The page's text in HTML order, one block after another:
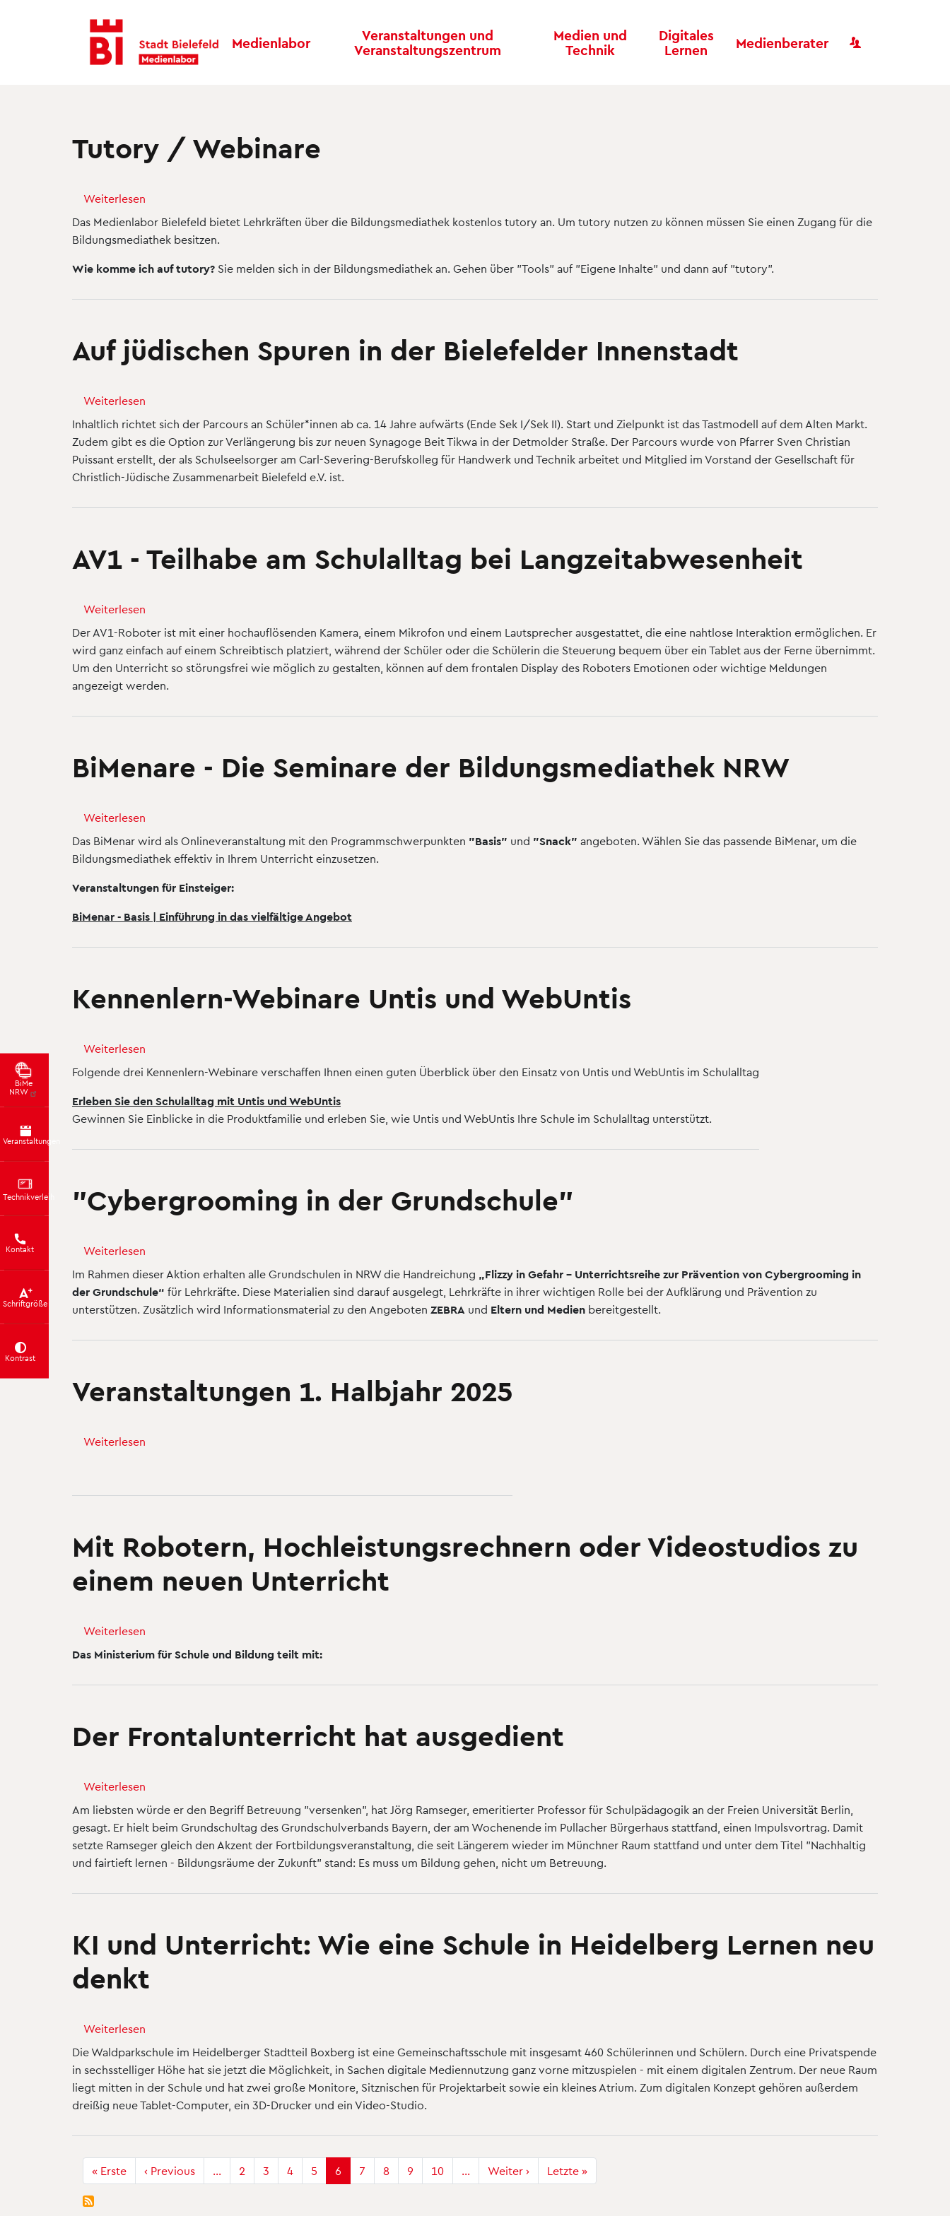
Inhalt
anspringen
Menü
anspringen
Medienlabor
Veranstaltungen und
Veranstaltungszentrum
Medien und
Technik
Digitales
Lernen
Medienberater
BiMe
NRW
Veranstaltungen
Technikverleih
Kontakt
Schriftgröße
Kontrast
Tutory / Webinare
Weiterlesen
Tutory
/
Das Medienlabor Bielefeld bietet Lehrkräften über die Bildungsmediathek kostenlos tutory an. Um tutory nutzen zu können müssen Sie einen Zugang für die
Bildungsmediathek besitzen.
Wie komme ich auf tutory? Sie melden sich in der Bildungsmediathek an. Gehen über "Tools" auf "Eigene Inhalte" und dann auf "tutory".
Auf jüdischen Spuren in der Bielefelder Innenstadt
Weiterlesen
Auf
jüdischen
Spuren
Bielefelder
Inhaltlich richtet sich der Parcours an Schüler*innen ab ca. 14 Jahre aufwärts (Ende Sek I/Sek II). Start und Zielpunkt ist das Tastmodell auf dem Alten Markt.
Zudem gibt es die Option zur Verlängerung bis zur neuen Synagoge Beit Tikwa in der Detmolder Straße. Der Parcours wurde von Pfarrer Sven Christian
Puissant erstellt, der als Schulseelsorger am Carl-Severing-Berufskolleg für Handwerk und Technik arbeitet und Mitglied im Vorstand der Gesellschaft für
Christlich-Jüdische Zusammenarbeit Bielefeld e.V. ist.
AV1 - Teilhabe am Schulalltag bei Langzeitabwesenheit
Weiterlesen
AV1
Teilhabe
am
bei
Der AV1-Roboter ist mit einer hochauflösenden Kamera, einem Mikrofon und einem Lautsprecher ausgestattet, die eine nahtlose Interaktion ermöglichen. Er
wird ganz einfach auf einem Schreibtisch platziert, während der Schüler oder die Schülerin die Steuerung bequem über ein Tablet aus der Ferne übernimmt.
Um den Unterricht so störungsfrei wie möglich zu gestalten, können auf dem frontalen Display des Roboters Emotionen oder wichtige Meldungen
angezeigt werden.
BiMenare - Die Seminare der Bildungsmediathek NRW
Weiterlesen
BiMenare
-
Seminare
Bildungsmediathek
Das BiMenar wird als Onlineveranstaltung mit den Programmschwerpunkten "Basis" und "Snack" angeboten. Wählen Sie das passende BiMenar, um die
Bildungsmediathek effektiv in Ihrem Unterricht einzusetzen.
Veranstaltungen für Einsteiger:
BiMenar - Basis | Einführung in das vielfältige Angebot
Kennenlern-Webinare Untis und WebUntis
Weiterlesen
Kennenlern-
Untis
und
Folgende drei Kennenlern-Webinare verschaffen Ihnen einen guten Überblick über den Einsatz von Untis und WebUntis im Schulalltag
Erleben Sie den Schulalltag mit Untis und WebUntis
Gewinnen Sie Einblicke in die Produktfamilie und erleben Sie, wie Untis und WebUntis Ihre Schule im Schulalltag unterstützt.
"Cybergrooming in der Grundschule"
Weiterlesen
"Cybergrooming
in
der
Im Rahmen dieser Aktion erhalten alle Grundschulen in NRW die Handreichung „Flizzy in Gefahr – Unterrichtsreihe zur Prävention von Cybergrooming in
der Grundschule“ für Lehrkräfte. Diese Materialien sind darauf ausgelegt, Lehrkräfte in ihrer wichtigen Rolle bei der Aufklärung und Prävention zu
unterstützen. Zusätzlich wird Informationsmaterial zu den Angeboten ZEBRA und Eltern und Medien bereitgestellt.
Veranstaltungen 1. Halbjahr 2025
Weiterlesen
Halbjahr
Mit Robotern, Hochleistungsrechnern oder Videostudios zu
einem neuen Unterricht
Weiterlesen
Mit
Hochleistungsrechnern
zu
Das Ministerium für Schule und Bildung teilt mit:
Der Frontalunterricht hat ausgedient
Weiterlesen
Der
Frontalunterricht
ausgedient
Am liebsten würde er den Begriff Betreuung "versenken", hat Jörg Ramseger, emeritierter Professor für Schulpädagogik an der Freien Universität Berlin,
gesagt. Er hielt beim Grundschultag des Grundschulverbands Bayern, der am Wochenende im Pullacher Bürgerhaus stattfand, einen Impulsvortrag. Damit
setzte Ramseger gleich den Akzent der Fortbildungsveranstaltung, die seit Längerem wieder im Münchner Raum stattfand und unter dem Titel "Nachhaltig
und fairtieft lernen - Bildungsräume der Zukunft" stand: Es muss um Bildung gehen, nicht um Betreuung.
KI und Unterricht: Wie eine Schule in Heidelberg Lernen neu
denkt
Weiterlesen
KI
und
Unterricht:
Wie
Schule
Heidelberg
Lernen
Die Waldparkschule im Heidelberger Stadtteil Boxberg ist eine Gemeinschaftsschule mit insgesamt 460 Schülerinnen und Schülern. Durch eine Privatspende
in sechsstelliger Höhe hat sie jetzt die Möglichkeit, in Sachen digitale Mediennutzung ganz vorne mitzuspielen - mit einem digitalen Zentrum. Der neue Raum
liegt mitten in der Schule und hat zwei große Monitore, Sitznischen für Projektarbeit sowie ein kleines Atrium. Zum digitalen Konzept gehören außerdem
dreißig neue Tablet-Computer, ein 3D-Drucker und ein Video-Studio.
Seitennummerierung
« Erste Erste
Seite
‹ Previous Vorherige
Seite
… 2 3 4 5 6 7 8 9 10 … Weiter › Nächste
Seite
Letzte »
Seite